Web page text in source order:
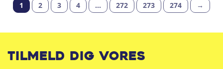
1 2 3 4 … 272 273 274 →
Tilmeld dig vores